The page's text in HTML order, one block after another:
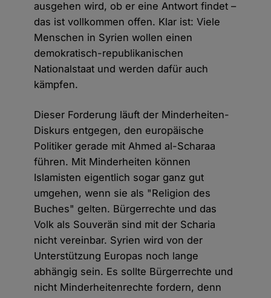
ausgehen wird, ob er eine Antwort findet –
das ist vollkommen offen. Klar ist: Viele
Menschen in Syrien wollen einen
demokratisch-republikanischen
Nationalstaat und werden dafür auch
kämpfen.
Dieser Forderung läuft der Minderheiten-
Diskurs entgegen, den europäische
Politiker gerade mit Ahmed al-Scharaa
führen. Mit Minderheiten können
Islamisten eigentlich sogar ganz gut
umgehen, wenn sie als "Religion des
Buches" gelten. Bürgerrechte und das
Volk als Souverän sind mit der Scharia
nicht vereinbar. Syrien wird von der
Unterstützung Europas noch lange
abhängig sein. Es sollte Bürgerrechte und
nicht Minderheitenrechte fordern, denn